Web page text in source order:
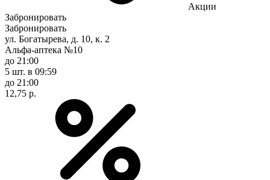
Акции
Забронировать
Забронировать
ул. Богатырева, д. 10, к. 2
Альфа-аптека №10
до 21:00
5 шт. в 09:59
до 21:00
12,75 р.